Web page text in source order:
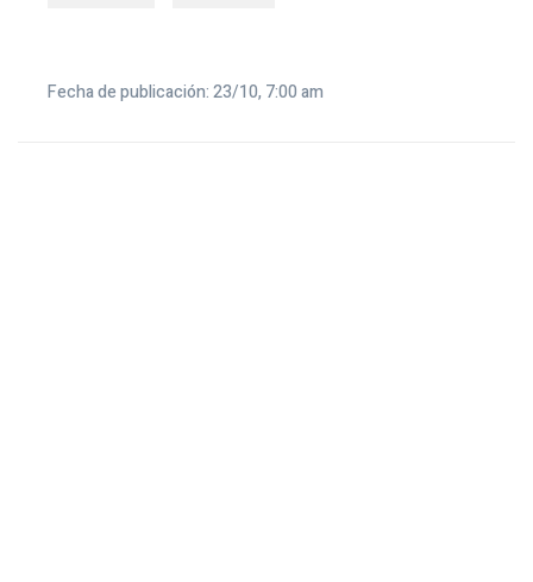
Fecha de publicación: 23/10, 7:00 am